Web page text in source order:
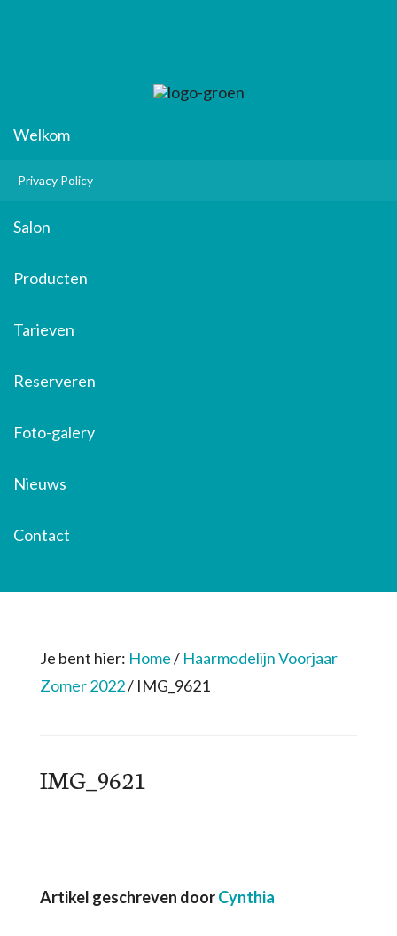
Welkom
Privacy Policy
Salon
Producten
Tarieven
Reserveren
Foto-galery
Nieuws
Contact
Je bent hier: Home/ Haarmodelijn Voorjaar
Zomer 2022/IMG_9621
IMG_9621
Artikel geschreven doorCynthia